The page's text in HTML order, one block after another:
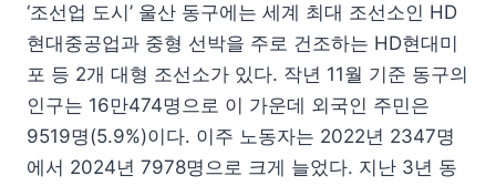
‘조선업 도시’ 울산 동구에는 세계 최대 조선소인 HD
현대중공업과 중형 선박을 주로 건조하는 HD현대미
포 등 2개 대형 조선소가 있다. 작년 11월 기준 동구의
인구는 16만474명으로 이 가운데 외국인 주민은
9519명(5.9%)이다. 이주 노동자는 2022년 2347명
에서 2024년 7978명으로 크게 늘었다. 지난 3년 동